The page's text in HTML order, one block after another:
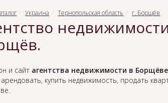
Украина Тернопольская область г. Борщёв
и сайт агентства недвижимости в Борщёве
купить недвижимость, продать